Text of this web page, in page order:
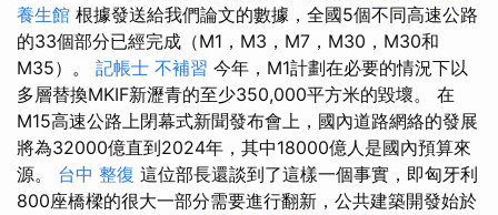
養生館 根據發送給我們論文的數據，全國5個不同高速公路
的33個部分已經完成（M1，M3，M7，M30，M30和
M35）。 記帳士 不補習 今年，M1計劃在必要的情況下以
多層替換MKIF新瀝青的至少350,000平方米的毀壞。 在
M15高速公路上閉幕式新聞發布會上，國內道路網絡的發展
將為32000億直到2024年，其中18000億人是國內預算來
源。 台中 整復 這位部長還談到了這樣一個事實，即匈牙利
800座橋樑的很大一部分需要進行翻新，公共建築開發始於